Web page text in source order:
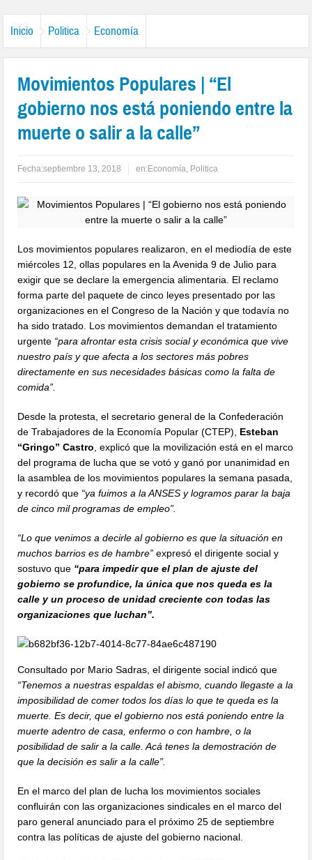
Inicio Politica Economía
Movimientos Populares | “El
gobierno nos está poniendo entre la
muerte o salir a la calle”
Fecha:septiembre 13, 2018 en:Economía, Politica
Los movimientos populares realizaron, en el mediodía de este
miércoles 12, ollas populares en la Avenida 9 de Julio para
exigir que se declare la emergencia alimentaria. El reclamo
forma parte del paquete de cinco leyes presentado por las
organizaciones en el Congreso de la Nación y que todavía no
ha sido tratado. Los movimientos demandan el tratamiento
urgente “para afrontar esta crisis social y económica que vive
nuestro país y que afecta a los sectores más pobres
directamente en sus necesidades básicas como la falta de
comida”.
Desde la protesta, el secretario general de la Confederación
de Trabajadores de la Economía Popular (CTEP), Esteban
“Gringo” Castro , explicó que la movilización está en el marco
del programa de lucha que se votó y ganó por unanimidad en
la asamblea de los movimientos populares la semana pasada,
y recordó que “ya fuimos a la ANSES y logramos parar la baja
de cinco mil programas de empleo”.
“Lo que venimos a decirle al gobierno es que la situación en
muchos barrios es de hambre” expresó el dirigente social y
sostuvo que “para impedir que el plan de ajuste del
gobierno se profundice, la única que nos queda es la
calle y un proceso de unidad creciente con todas las
organizaciones que luchan”.
Consultado por Mario Sadras, el dirigente social indicó que
“Tenemos a nuestras espaldas el abismo, cuando llegaste a la
imposibilidad de comer todos los días lo que te queda es la
muerte. Es decir, que el gobierno nos está poniendo entre la
muerte adentro de casa, enfermo o con hambre, o la
posibilidad de salir a la calle. Acá tenes la demostración de
que la decisión es salir a la calle”.
En el marco del plan de lucha los movimientos sociales
confluirán con las organizaciones sindicales en el marco del
paro general anunciado para el próximo 25 de septiembre
contra las políticas de ajuste del gobierno nacional.